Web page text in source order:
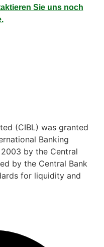
Sie uns noch
(CIBL) was granted
Banking
by the Central
by the Central Bank
for liquidity and